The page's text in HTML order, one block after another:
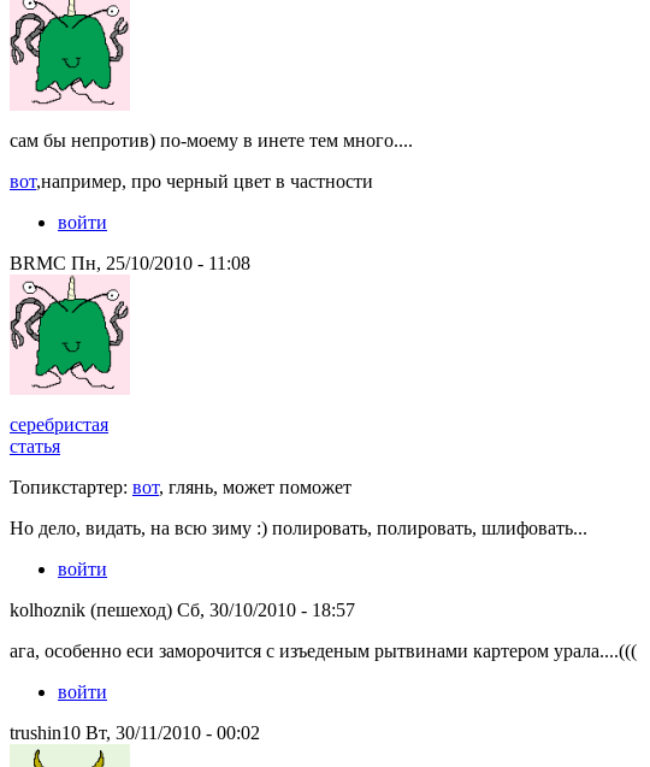
сам бы непротив) по-моему в инете тем много....
вот,например, про черный цвет в частности
войти
BRMC Пн, 25/10/2010 - 11:08
серебристая
статья
Топикстартер: вот, глянь, может поможет
Но дело, видать, на всю зиму :) полировать, полировать, шлифовать...
войти
kolhoznik (пешеход) Сб, 30/10/2010 - 18:57
ага, особенно еси заморочится с изъеденым рытвинами картером урала....(((
войти
trushin10 Вт, 30/11/2010 - 00:02